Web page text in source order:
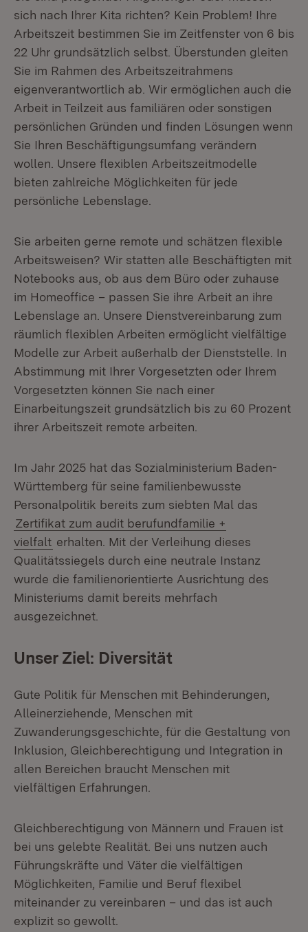
sich nach Ihrer Kita richten? Kein Problem! Ihre
Arbeitszeit bestimmen Sie im Zeitfenster von 6 bis
22 Uhr grundsätzlich selbst. Überstunden gleiten
Sie im Rahmen des Arbeitszeitrahmens
eigenverantwortlich ab. Wir ermöglichen auch die
Arbeit in Teilzeit aus familiären oder sonstigen
persönlichen Gründen und finden Lösungen wenn
Sie Ihren Beschäftigungsumfang verändern
wollen. Unsere flexiblen Arbeitszeitmodelle
bieten zahlreiche Möglichkeiten für jede
persönliche Lebenslage.
Sie arbeiten gerne remote und schätzen flexible
Arbeitsweisen? Wir statten alle Beschäftigten mit
Notebooks aus, ob aus dem Büro oder zuhause
im Homeoffice – passen Sie ihre Arbeit an ihre
Lebenslage an. Unsere Dienstvereinbarung zum
räumlich flexiblen Arbeiten ermöglicht vielfältige
Modelle zur Arbeit außerhalb der Dienststelle. In
Abstimmung mit Ihrer Vorgesetzten oder Ihrem
Vorgesetzten können Sie nach einer
Einarbeitungszeit grundsätzlich bis zu 60 Prozent
ihrer Arbeitszeit remote arbeiten.
Im Jahr 2025 hat das Sozialministerium Baden-
Württemberg für seine familienbewusste
Personalpolitik bereits zum siebten Mal das
Zertifikat zum audit berufundfamilie +
vielfalt erhalten. Mit der Verleihung dieses
Qualitätssiegels durch eine neutrale Instanz
wurde die familienorientierte Ausrichtung des
Ministeriums damit bereits mehrfach
ausgezeichnet.
Unser Ziel: Diversität
Gute Politik für Menschen mit Behinderungen,
Alleinerziehende, Menschen mit
Zuwanderungsgeschichte, für die Gestaltung von
Inklusion, Gleichberechtigung und Integration in
allen Bereichen braucht Menschen mit
vielfältigen Erfahrungen.
Gleichberechtigung von Männern und Frauen ist
bei uns gelebte Realität. Bei uns nutzen auch
Führungskräfte und Väter die vielfältigen
Möglichkeiten, Familie und Beruf flexibel
miteinander zu vereinbaren – und das ist auch
explizit so gewollt.